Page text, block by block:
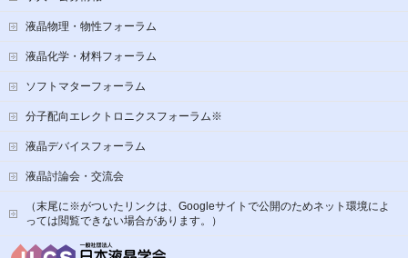
液晶物理・物性フォーラム
液晶化学・材料フォーラム
ソフトマターフォーラム
分子配向エレクトロニクスフォーラム※
液晶デバイスフォーラム
液晶討論会・交流会
（末尾に※がついたリンクは、Googleサイトで公開のためネット環境によ
っては閲覧できない場合があります。）